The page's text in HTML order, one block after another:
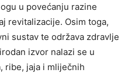
u povećanju razine
revitalizacije. Osim toga,
sustav te održava zdravlje
izvor nalazi se u
ribe, jaja i mliječnih